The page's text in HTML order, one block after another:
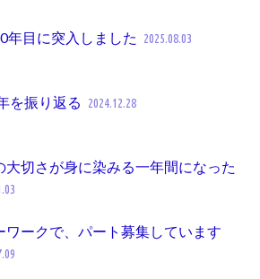
年目に突入しました 2025.08.03
を振り返る 2024.12.28
大切さが身に染みる一年間になった
ワークで、パート募集しています